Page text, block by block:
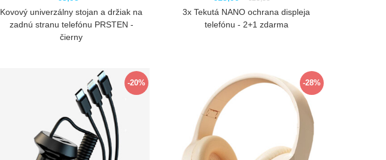
Kovový univerzálny stojan a držiak na
zadnú stranu telefónu PRSTEN -
čierny
ZOBRAZIŤ
3x Tekutá NANO ochrana displeja
telefónu - 2+1 zdarma
-20% -28%